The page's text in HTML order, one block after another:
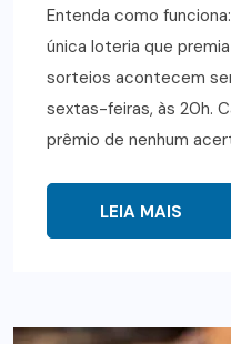
Entenda como
única loteria que
sorteios acontecem
sextas-feiras, às 20h.
prêmio de nenhum
LEIA MAIS